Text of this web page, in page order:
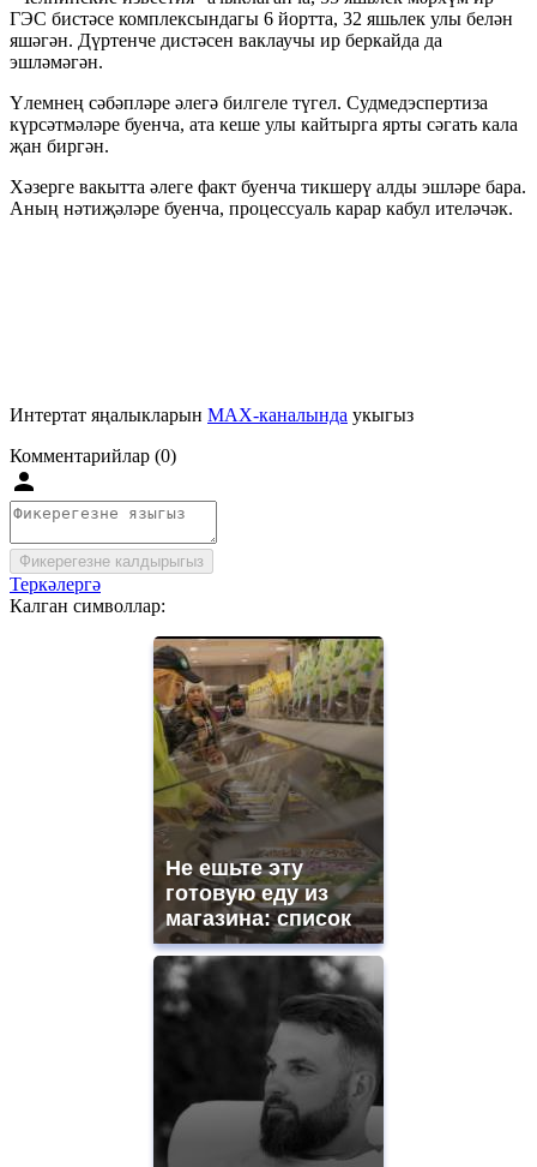
ГЭС бистәсе комплексындагы 6 йортта, 32 яшьлек улы белән
яшәгән. Дүртенче дистәсен ваклаучы ир беркайда да
эшләмәгән.
Үлемнең сәбәпләре әлегә билгеле түгел. Судмедэспертиза
күрсәтмәләре буенча, ата кеше улы кайтырга ярты сәгать кала
җан биргән.
Хәзерге вакытта әлеге факт буенча тикшерү алды эшләре бара.
Аның нәтиҗәләре буенча, процессуаль карар кабул ителәчәк.
Интертат яңалыкларын MAX-каналында укыгыз
Комментарийлар (0)
Фикерегезне калдырыгыз
Теркәлергә
Калган символлар:
Не ешьте эту
готовую еду из
магазина: список